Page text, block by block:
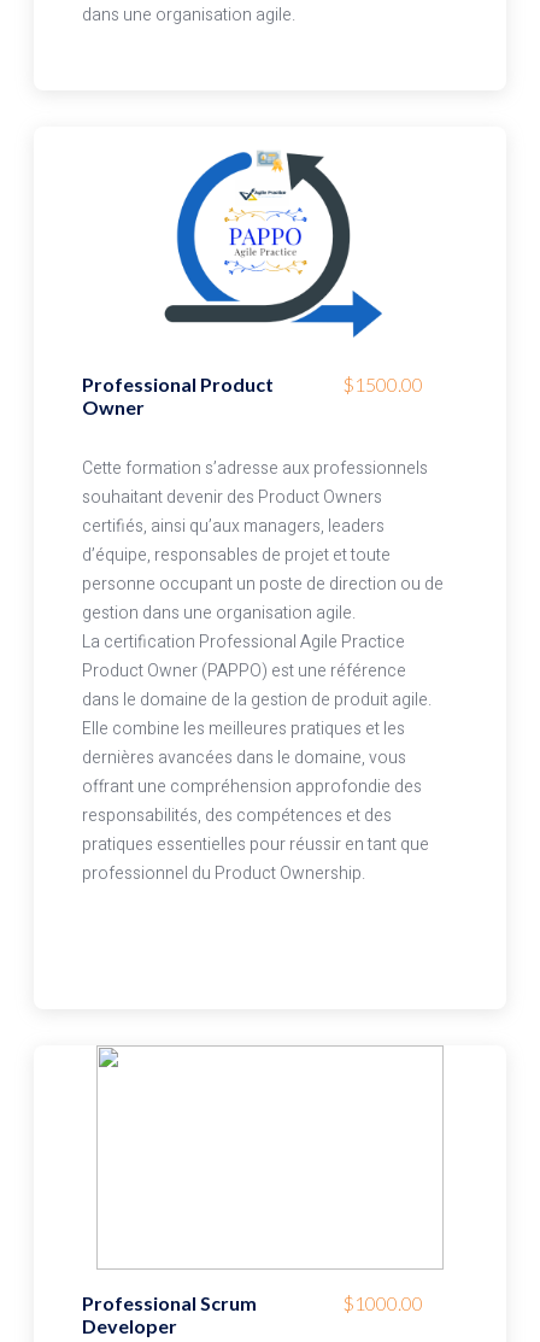
dans une organisation agile.
Professional Product
Owner
$1500.00
Cette formation s’adresse aux professionnels
souhaitant devenir des Product Owners
certifiés, ainsi qu’aux managers, leaders
d’équipe, responsables de projet et toute
personne occupant un poste de direction ou de
gestion dans une organisation agile.
La certification Professional Agile Practice
Product Owner (PAPPO) est une référence
dans le domaine de la gestion de produit agile.
Elle combine les meilleures pratiques et les
dernières avancées dans le domaine, vous
offrant une compréhension approfondie des
responsabilités, des compétences et des
pratiques essentielles pour réussir en tant que
professionnel du Product Ownership.
Professional Scrum
Developer
$1000.00